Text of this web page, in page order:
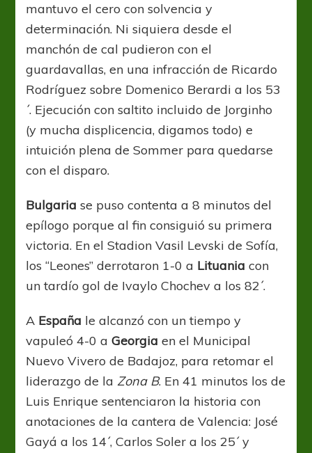
mantuvo el cero con solvencia y
determinación. Ni siquiera desde el
manchón de cal pudieron con el
guardavallas, en una infracción de Ricardo
Rodríguez sobre Domenico Berardi a los 53
´. Ejecución con saltito incluido de Jorginho
(y mucha displicencia, digamos todo) e
intuición plena de Sommer para quedarse
con el disparo.
Bulgaria se puso contenta a 8 minutos del
epílogo porque al fin consiguió su primera
victoria. En el Stadion Vasil Levski de Sofía,
los “Leones” derrotaron 1-0 a Lituania con
un tardío gol de Ivaylo Chochev a los 82´.
A España le alcanzó con un tiempo y
vapuleó 4-0 aGeorgia en el Municipal
Nuevo Vivero de Badajoz, para retomar el
liderazgo de la Zona B. En 41 minutos los de
Luis Enrique sentenciaron la historia con
anotaciones de la cantera de Valencia: José
Gayá a los 14´, Carlos Soler a los 25´ y